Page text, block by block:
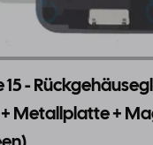
-
Metallplatte +